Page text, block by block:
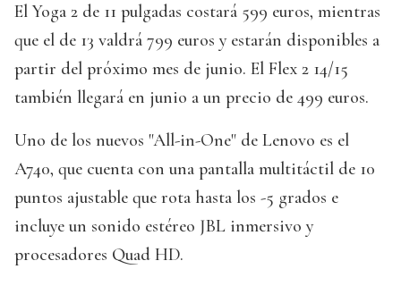
El Yoga 2 de 11 pulgadas costará 599 euros, mientras
que el de 13 valdrá 799 euros y estarán disponibles a
partir del próximo mes de junio. El Flex 2 14/15
también llegará en junio a un precio de 499 euros.
Uno de los nuevos "All-in-One" de Lenovo es el
A740, que cuenta con una pantalla multitáctil de 10
puntos ajustable que rota hasta los -5 grados e
incluye un sonido estéreo JBL inmersivo y
procesadores Quad HD.